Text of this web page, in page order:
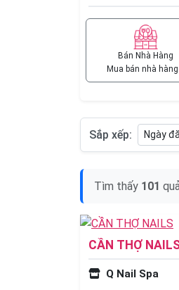
Bán Nhà Hàng
Mua bán nhà
Sắp xếp:
Tìm thấy 101
CẦN THỢ
Q Nail Spa